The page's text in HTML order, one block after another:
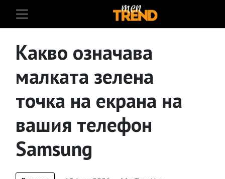
Какво означава
малката зелена
точка на екрана на
вашия телефон
Samsung